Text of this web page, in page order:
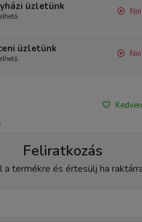
üzletünk
üzletünk
Feliratkozás
a termékre és értesülj ha